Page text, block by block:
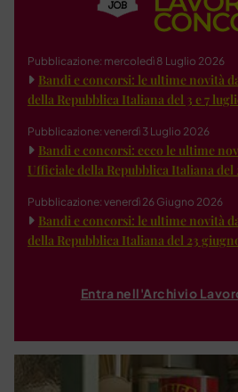
Pubblicazione: mercoledì 8 Luglio 2026
Bandi e concorsi: le ultime novità
della Repubblica Italiana del 3 e 7
Pubblicazione: venerdì 3 Luglio 2026
Bandi e concorsi: ecco le ultime
Ufficiale della Repubblica Italiana del
Pubblicazione: venerdì 26 Giugno 2026
Bandi e concorsi: le ultime novità
della Repubblica Italiana del 23
Entra nell'Archivio